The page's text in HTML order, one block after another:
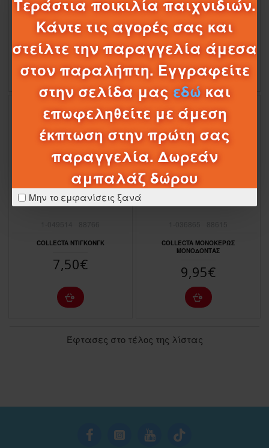
Τεράστια ποικιλία παιχνιδιών.
Κάντε τις αγορές σας και
στείλτε την παραγγελία άμεσα
στον παραλήπτη. Εγγραφείτε
στην σελίδα μας εδώ και
επωφεληθείτε με άμεση
έκπτωση στην πρώτη σας
παραγγελία. Δωρεάν
αμπαλάζ δώρου
Μην το εμφανίσεις ξανά
1-033489 PR-88570
COLLECTA ΘΑΛΑΣΣΙΟΣ ΙΠΠΟΣ ΜΩΡΟ
5,50€
1-049512 88761
COLLECTA ΦΑΛΑΙΝΑ ΜΠΛΕΙΝΒΙΛ
7,77€ 7,95€
COLLECTA ΝΤΙΓΚΟΝΓΚ
7,50€
COLLECTA ΜΟΝΟΚΕΡΩΣ
ΜΟΝΟΔΟΝΤΑΣ
9,95€
Έφτασες στο τέλος της λίστας